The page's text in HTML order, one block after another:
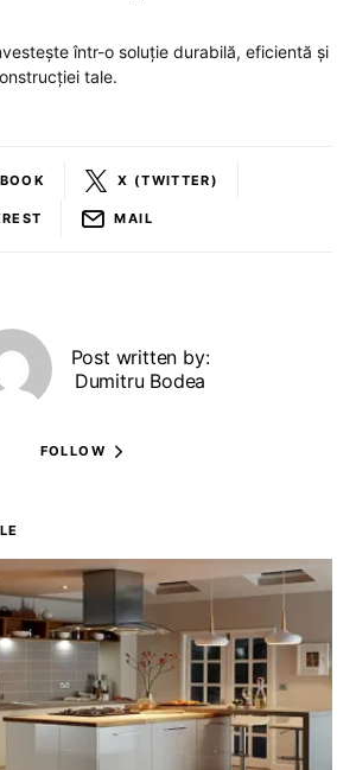
într-o soluție durabilă, eficientă și
tale.
X (TWITTER)
MAIL
Post written by:
Dumitru Bodea
FOLLOW